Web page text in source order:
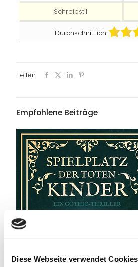
Diese Webseite verwendet Cookies
Schreibstil
Durchschnittlich
Teilen
Empfohlene Beiträge